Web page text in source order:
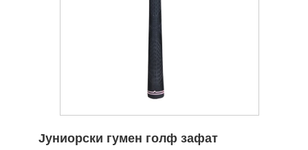
Јуниорски гумен голф зафат